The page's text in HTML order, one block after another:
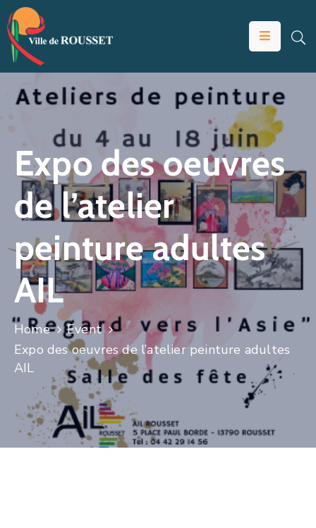
VOTRE
ROUSSET
ÉDUCATION
JEUNESSE
SOLIDARITÉS
ÉCONOMIE
ANIMATION
CULTURE
SPORTS
Expo des oeuvres
de l’atelier
peinture adultes
AIL
Home
Event
Expo des oeuvres de l’atelier peinture adultes
AIL